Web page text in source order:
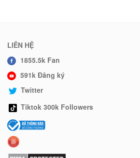
LIÊN HỆ
1855.5k Fan
591k Đăng ký
Twitter
Tiktok 300k Followers